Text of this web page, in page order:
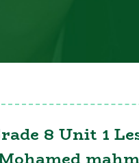
8 Unit 1